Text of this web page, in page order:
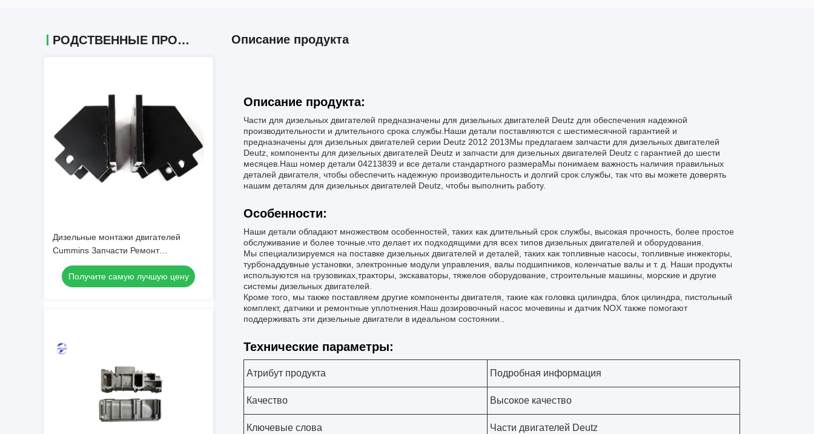
РОДСТВЕННЫЕ ПРОДУКТЫ
Дизельные монтажи двигателей
Cummins Запчасти Ремонт
двигателей
Получите самую лучшую цену
Описание продукта
Описание продукта:
Части для дизельных двигателей предназначены для дизельных двигателей Deutz для обеспечения надежной
производительности и длительного срока службы.Наши детали поставляются с шестимесячной гарантией и
предназначены для дизельных двигателей серии Deutz 2012 2013Мы предлагаем запчасти для дизельных двигателей
Deutz, компоненты для дизельных двигателей Deutz и запчасти для дизельных двигателей Deutz с гарантией до шести
месяцев.Наш номер детали 04213839 и все детали стандартного размераМы понимаем важность наличия правильных
деталей двигателя, чтобы обеспечить надежную производительность и долгий срок службы, так что вы можете доверять
нашим деталям для дизельных двигателей Deutz, чтобы выполнить работу.
Особенности:
Наши детали обладают множеством особенностей, таких как длительный срок службы, высокая прочность, более простое
обслуживание и более точные.что делает их подходящими для всех типов дизельных двигателей и оборудования.
Мы специализируемся на поставке дизельных двигателей и деталей, таких как топливные насосы, топливные инжекторы,
турбонаддувные установки, электронные модули управления, валы подшипников, коленчатые валы и т. д. Наши продукты
используются на грузовиках,тракторы, экскаваторы, тяжелое оборудование, строительные машины, морские и другие
системы дизельных двигателей.
Кроме того, мы также поставляем другие компоненты двигателя, такие как головка цилиндра, блок цилиндра, пистольный
комплект, датчики и ремонтные уплотнения.Наш дозировочный насос мочевины и датчик NOX также помогают
поддерживать эти дизельные двигатели в идеальном состоянии..
Технические параметры:
Атрибут продукта Подробная информация
Качество Высокое качество
Ключевые слова Части двигателей Deutz